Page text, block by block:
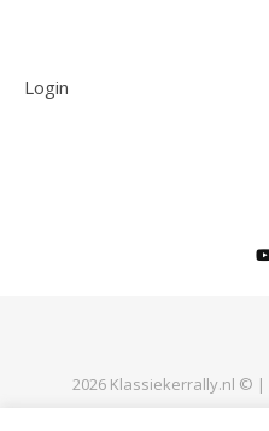
Login
2026 Klassiekerrally.nl © |